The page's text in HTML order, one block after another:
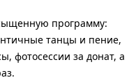
программу:
танцы и пение,
фотосессии за донат, а